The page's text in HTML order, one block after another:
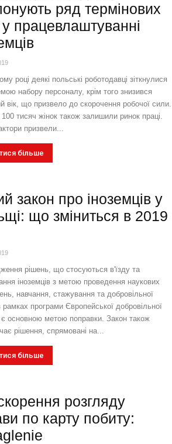
ряд термінових
у працевлаштуванні
році деякі польські роботодавці зіткнулися
набору персоналу, крім того знизився
вік, що призвело до скорочення робочої сили.
тисяч жінок також залишили ринок праці.
призвели...
більше
закон про іноземців у
що зміниться в 2019
рішень, що стосуються в'їзду та
іноземців з метою проведення наукових
навчання, стажування та добровільної
рамках програми Європейської добровільної
основною метою поправки. Закон також
рішення, спрямовані на...
більше
розгляду
по карту побиту: